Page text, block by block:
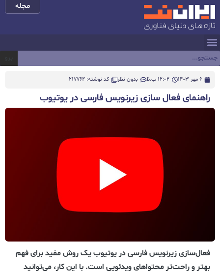
مجله
6 مهر 1403 12:02 ب.ظ بدون نظر کد نوشته: 217764
راهنمای فعال‌ سازی زیرنویس فارسی در یوتیوب
فعال‌سازی زیرنویس فارسی در یوتیوب یک روش مفید برای فهم
بهتر و راحت‌تر محتواهای ویدئویی است. با این کار، می‌توانید